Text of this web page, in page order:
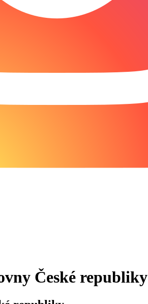
České republiky